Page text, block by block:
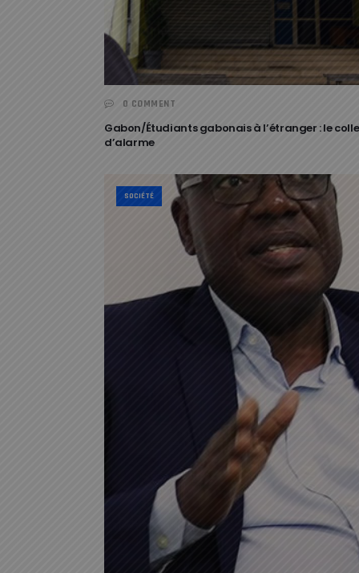
0 COMMENT
Gabon/Étudiants gabonais à l’étranger : le
d’alarme
SOCIÉTÉ